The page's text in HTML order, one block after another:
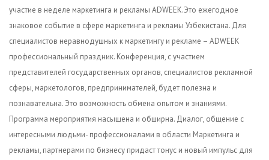
участие в неделе маркетинга и рекламы ADWEEK.Это ежегодное
знаковое событие в сфере маркетинга и рекламы Узбекистана. Для
специалистов неравнодушных к маркетингу и рекламе – ADWEEK
профессиональный праздник. Конференция, с участием
представителей государственных органов, специалистов рекламной
сферы, маркетологов, предпринимателей, будет полезна и
познавательна. Это возможность обмена опытом и знаниями.
Программа мероприятия насыщена и обширна. Диалог, общение с
интересными людьми- профессионалами в области Маркетинга и
рекламы, партнерами по бизнесу придаст тонус и новый импульс для